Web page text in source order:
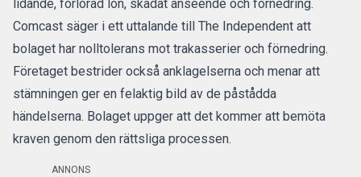
lidande, förlorad lön, skadat anseende och förnedring.
Comcast säger i ett uttalande till The Independent att
bolaget har nolltolerans mot trakasserier och förnedring.
Företaget bestrider också anklagelserna och menar att
stämningen ger en felaktig bild av de påstådda
händelserna. Bolaget uppger att det kommer att bemöta
kraven genom den rättsliga processen.
ANNONS